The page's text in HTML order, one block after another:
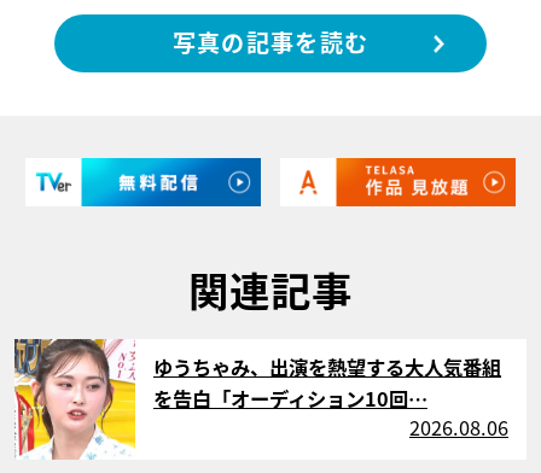
写真の記事を読む
関連記事
サムネイル
ゆうちゃみ、出演を熱望する大人気番組
を告白「オーディション10回…
2026.08.06